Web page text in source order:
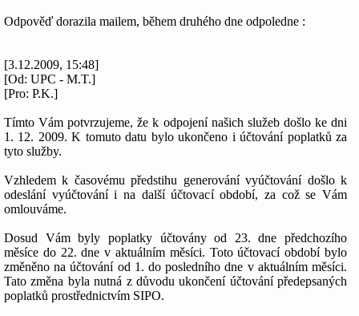
Odpověď dorazila mailem, během druhého dne odpoledne :
[3.12.2009, 15:48]
[Od: UPC - M.T.]
[Pro: P.K.]
Tímto Vám potvrzujeme, že k odpojení našich služeb došlo ke dni
1. 12. 2009. K tomuto datu bylo ukončeno i účtování poplatků za
tyto služby.
Vzhledem k časovému předstihu generování vyúčtování došlo k
odeslání vyúčtování i na další účtovací období, za což se Vám
omlouváme.
Dosud Vám byly poplatky účtovány od 23. dne předchozího
měsíce do 22. dne v aktuálním měsíci. Toto účtovací období bylo
změněno na účtování od 1. do posledního dne v aktuálním měsíci.
Tato změna byla nutná z důvodu ukončení účtování předepsaných
poplatků prostřednictvím SIPO.